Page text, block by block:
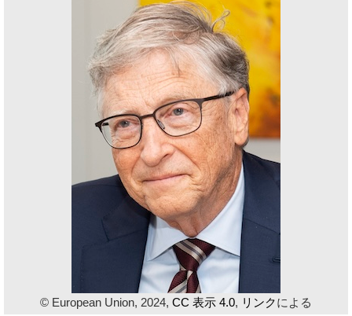
© European Union, 2024, CC 表示 4.0, リンクによる